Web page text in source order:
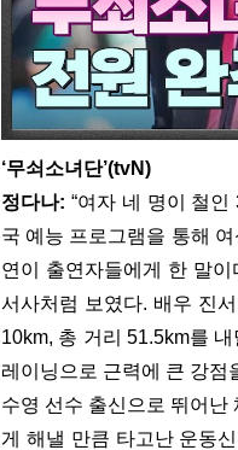
‘무쇠소녀단’(tvN)
정다나: “여자 네 명이 철
국 예능 프로그램을 통해
연이 출연자들에게 한 말이
서사처럼 보였다. 배우 진
10km, 총 거리 51.5km를
레이닝으로 근력에 큰 강점
수영 선수 출신으로 뛰어난
게 해낼 만큼 타고난 운동